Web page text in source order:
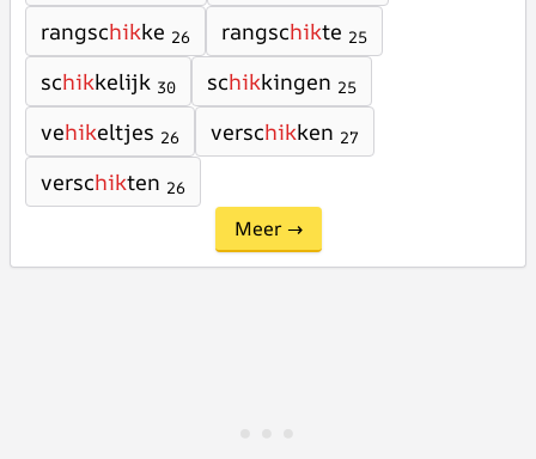
rangschikke 26 rangschikte 25
schikkelijk 30 schikkingen 25
vehikeltjes 26 verschikken 27
verschikten 26
Meer →